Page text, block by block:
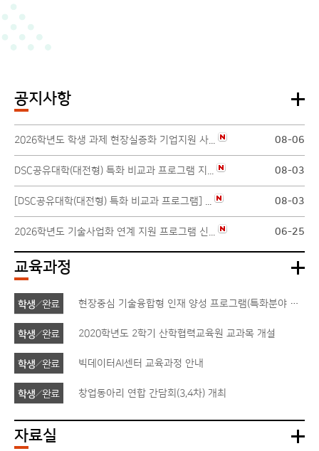
공지사항
2026학년도 학생 과제 현장실증화 기업지원 사... 08-06
DSC공유대학(대전형) 특화 비교과 프로그램 지... 08-03
[DSC공유대학(대전형) 특화 비교과 프로그램] ... 08-03
2026학년도 기술사업화 연계 지원 프로그램 신... 06-25
교육과정
현장중심 기술융합형 인재 양성 프로그램(특화분야 교육, 창업교육) 온라인 강의 시청 안내
2020학년도 2학기 산학협력교육원 교과목 개설
빅데이터AI센터 교육과정 안내
창업동아리 연합 간담회(3,4차) 개최
자료실